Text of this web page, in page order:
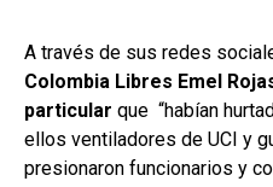
A través de sus redes
Colombia Libres Emel
particular que “habían
ellos ventiladores de UCI y
presionaron funcionarios y